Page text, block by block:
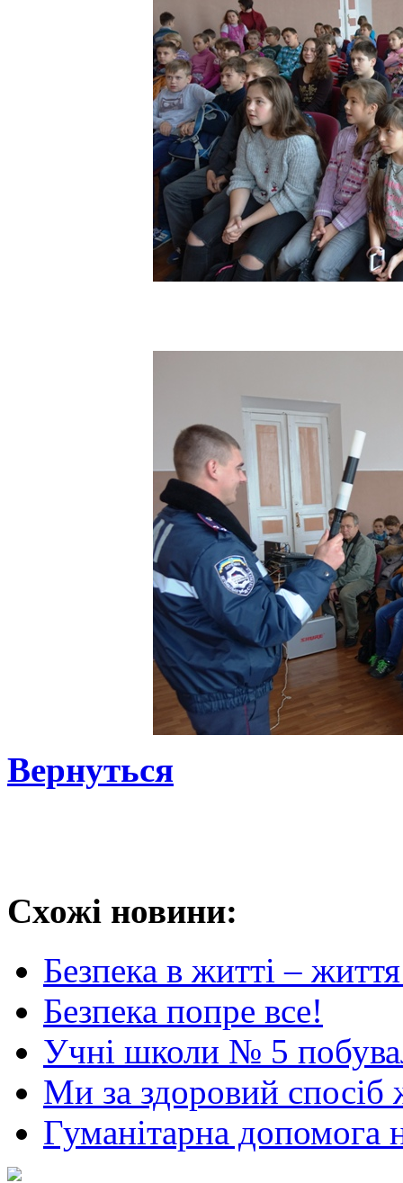
Вернуться
Схожі новини:
Безпека в житті –
Безпека попре все!
Учні школи № 5
Ми за здоровий спосіб
Гуманітарна